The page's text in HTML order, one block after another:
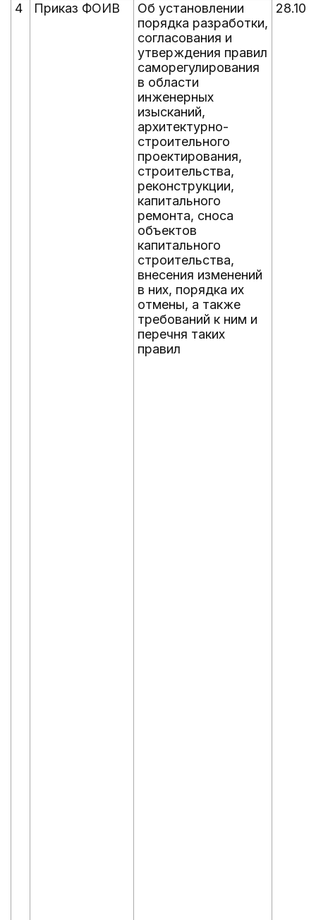
4 Приказ ФОИВ
Об установлении
порядка разработки,
согласования и
утверждения правил
саморегулирования
в области
инженерных
изысканий,
архитектурно-
строительного
проектирования,
строительства,
реконструкции,
капитального
ремонта, сноса
объектов
капитального
строительства,
внесения изменений
в них, порядка их
отмены, а также
требований к ним и
перечня таких
правил